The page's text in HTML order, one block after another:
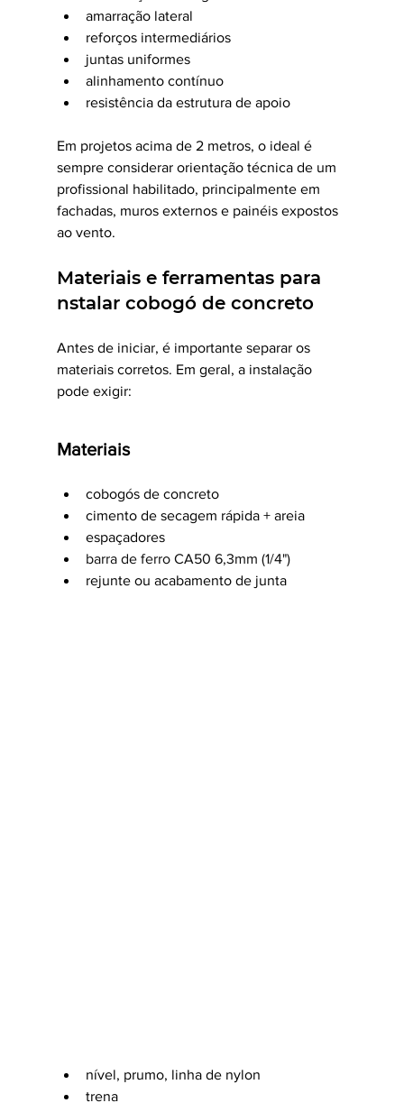
amarração lateral
reforços intermediários
juntas uniformes
alinhamento contínuo
resistência da estrutura de apoio
Em projetos acima de 2 metros, o ideal é
sempre considerar orientação técnica de um
profissional habilitado, principalmente em
fachadas, muros externos e painéis expostos
ao vento.
Materiais e ferramentas para
nstalar cobogó de concreto
Antes de iniciar, é importante separar os
materiais corretos. Em geral, a instalação
pode exigir:
Materiais
cobogós de concreto
cimento de secagem rápida + areia
espaçadores
barra de ferro CA50 6,3mm (1/4")
rejunte ou acabamento de junta
nível, prumo, linha de nylon
trena